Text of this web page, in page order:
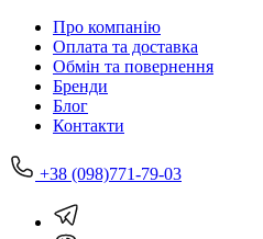
Про компанію
Оплата та доставка
Обмін та повернення
Бренди
Блог
Контакти
+38 (098)771-79-03